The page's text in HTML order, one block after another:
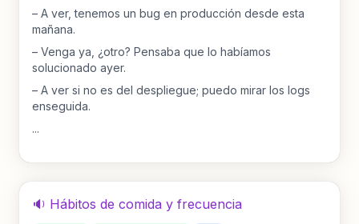
– A ver, tenemos un bug en producción desde esta
mañana.
– Venga ya, ¿otro? Pensaba que lo habíamos
solucionado ayer.
– A ver si no es del despliegue; puedo mirar los logs
enseguida.
...
🔉 Hábitos de comida y frecuencia